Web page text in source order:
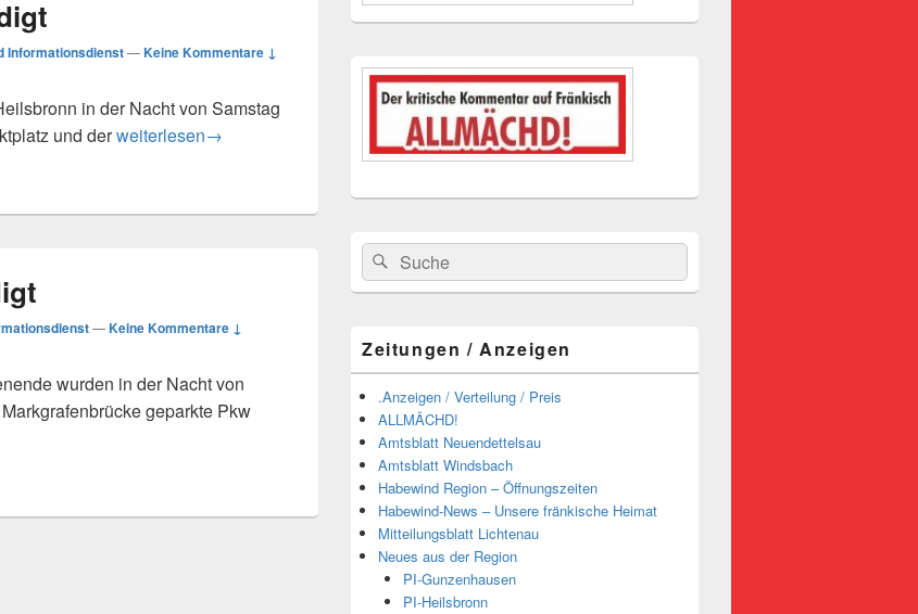
Informationsdienst—Keine Kommentare ↓
in der Nacht von Samstag
und derMehrere PKW beschädigt
weiterlesen→
—Keine Kommentare ↓
wurden in der Nacht von
geparkte Pkw
Suchen
nach:
Suchen
Zeitungen / Anzeigen
.Anzeigen / Verteilung / Preis
ALLMÄCHD!
Amtsblatt Neuendettelsau
Amtsblatt Windsbach
Habewind Region – Öffnungszeiten
Habewind-News – Unsere fränkische Heimat
Mitteilungsblatt Lichtenau
Neues aus der Region
PI-Gunzenhausen
PI-Heilsbronn